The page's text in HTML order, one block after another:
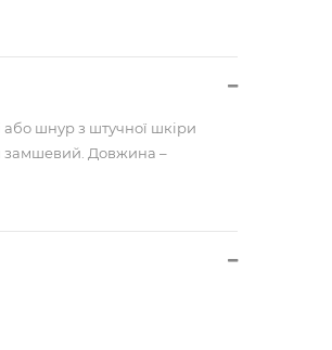
шнур з штучної шкіри
замшевий. Довжина –